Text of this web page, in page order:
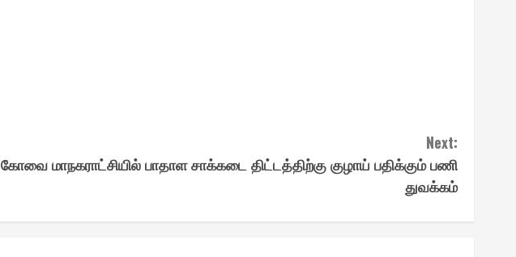
Next:
கோவை மாநகராட்சியில் பாதாள சாக்கடை திட்டத்திற்கு குழாய் பதிக்கும் பணி
துவக்கம்